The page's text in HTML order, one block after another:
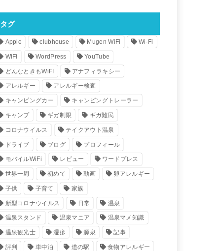
タグ
Apple clubhouse Mugen WiFi Wi-Fi
WiFi WordPress YouTube
どんなときもWiFI アナフィラキシー
アレルギー アレルギー検査
キャンピングカー キャンピングトレーラー
キャンプ ギガ制限 ギガ難民
コロナウイルス テイクアウト温泉
ドライブ ブログ プロフィール
モバイルWiFi レビュー ワードプレス
世界一周 初めて 動画 卵アレルギー
子供 子育て 家族
新型コロナウイルス 日常 温泉
温泉スタンド 温泉マニア 温泉マメ知識
温泉観光士 湿疹 源泉 記事
評判 車中泊 道の駅 食物アレルギー